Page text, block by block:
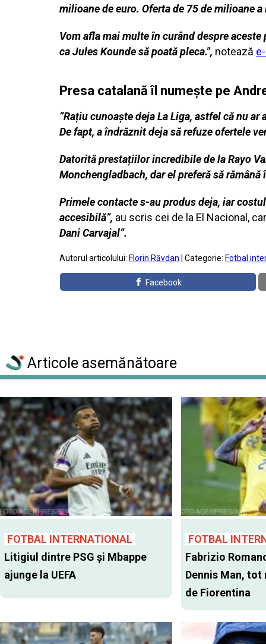
milioane de euro. Oferta de 75 de milioane
Vom afla mai multe în curând despre
ca Jules Kounde să poată pleca.", notează
Presa catalană îl numeşte pe
”Rațiu cunoaște deja La Liga, astfel că nu
De fapt, a îndrăznit deja să refuze ofertele
Datorită prestațiilor incredibile de la Rayo
Monchengladbach, dar el preferă să
Primele contacte s-au produs deja, iar
accesibilă”, au scris cei de la El Nacional,
Dani Carvajal”.
Autorul articolului: Florin Răvdan | Categorie: Fotbal
Facebook
Articole asemănătoare
FOTBAL INTERNATIONAL
Litigiul dintre PSG şi Mbappe
ajunge la UEFA
FOTBAL
Fabrizio
Dennis Man, tot
de Fiorentina